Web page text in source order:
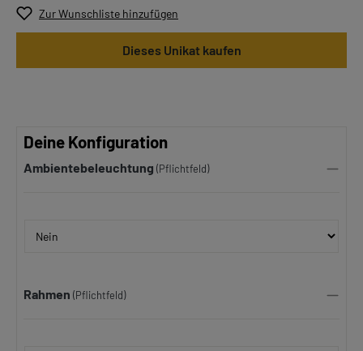
Zur Wunschliste hinzufügen
Dieses Unikat kaufen
Deine Konfiguration
Ambientebeleuchtung (Pflichtfeld)
Rahmen (Pflichtfeld)